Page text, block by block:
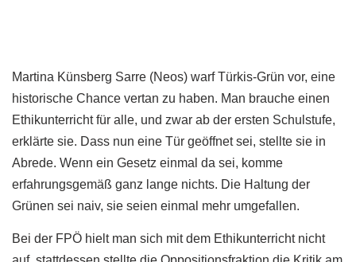
Martina Künsberg Sarre (Neos) warf Türkis-Grün vor, eine
historische Chance vertan zu haben. Man brauche einen
Ethikunterricht für alle, und zwar ab der ersten Schulstufe,
erklärte sie. Dass nun eine Tür geöffnet sei, stellte sie in
Abrede. Wenn ein Gesetz einmal da sei, komme
erfahrungsgemäß ganz lange nichts. Die Haltung der
Grünen sei naiv, sie seien einmal mehr umgefallen.
Bei der FPÖ hielt man sich mit dem Ethikunterricht nicht